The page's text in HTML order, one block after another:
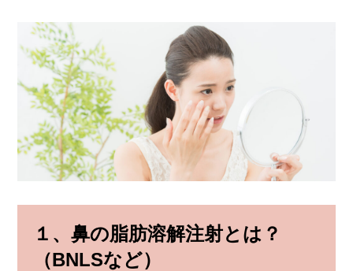
１、鼻の脂肪溶解注射とは？
（BNLSなど）